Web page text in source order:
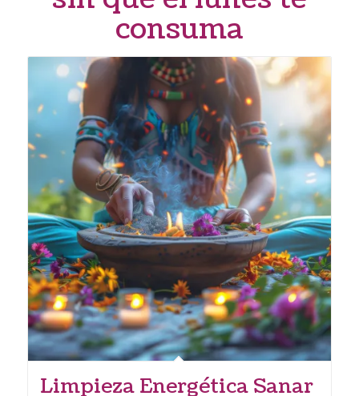
consuma
Limpieza Energética Sanar